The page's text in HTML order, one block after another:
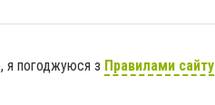
я погоджуюся з Правилами сайту